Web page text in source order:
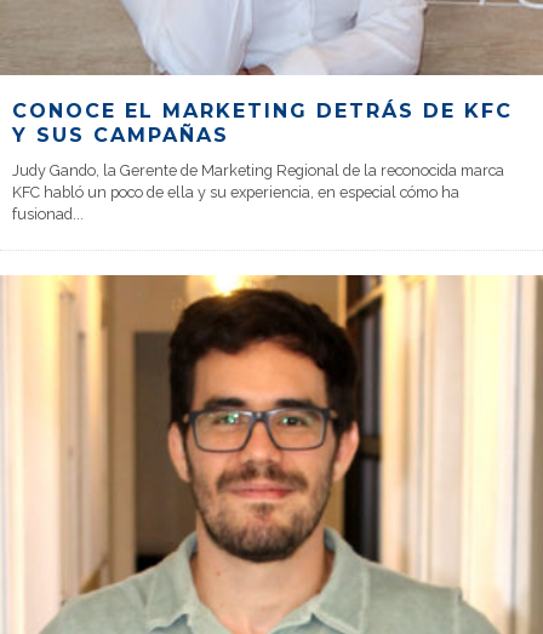
CONOCE EL MARKETING DETRÁS DE KFC
Y SUS CAMPAÑAS
Judy Gando, la Gerente de Marketing Regional de la reconocida marca
KFC habló un poco de ella y su experiencia, en especial cómo ha
fusionad...